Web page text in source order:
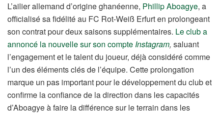
L’ailier allemand d’origine ghanéenne, Phillip Aboagye, a
officialisé sa fidélité au FC Rot-Weiß Erfurt en prolongeant
son contrat pour deux saisons supplémentaires. Le club a
annoncé la nouvelle sur son compteInstagram, saluant
l’engagement et le talent du joueur, déjà considéré comme
l’un des éléments clés de l’équipe. Cette prolongation
marque un pas important pour le développement du club et
confirme la confiance de la direction dans les capacités
d’Aboagye à faire la différence sur le terrain dans les